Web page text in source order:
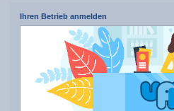
Ihren Betrieb anmelden